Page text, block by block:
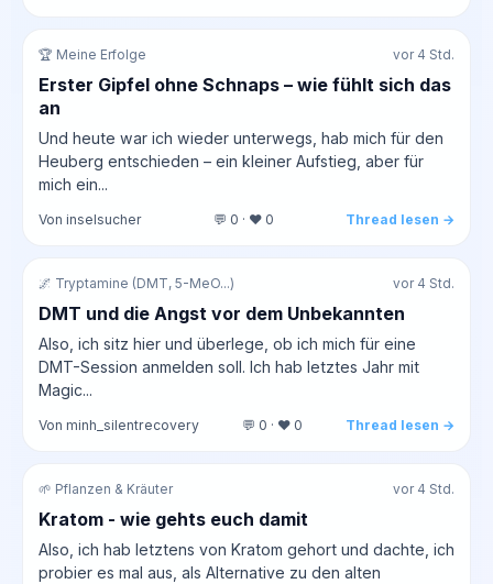
🏆 Meine Erfolge vor 4 Std.
Erster Gipfel ohne Schnaps – wie fühlt sich das
an
Und heute war ich wieder unterwegs, hab mich für den
Heuberg entschieden – ein kleiner Aufstieg, aber für
mich ein...
Von inselsucher 💬 0 · ❤️ 0 Thread lesen →
🌌 Tryptamine (DMT, 5-MeO...) vor 4 Std.
DMT und die Angst vor dem Unbekannten
Also, ich sitz hier und überlege, ob ich mich für eine
DMT-Session anmelden soll. Ich hab letztes Jahr mit
Magic...
Von minh_silentrecovery 💬 0 · ❤️ 0 Thread lesen →
🌱 Pflanzen & Kräuter vor 4 Std.
Kratom - wie gehts euch damit
Also, ich hab letztens von Kratom gehort und dachte, ich
probier es mal aus, als Alternative zu den alten